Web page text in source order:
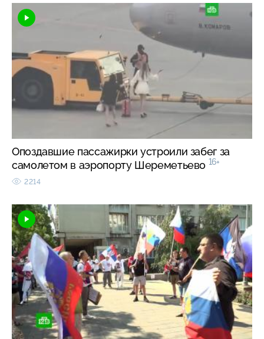
Опоздавшие пассажирки устроили забег за
самолетом в аэропорту Шереметьево 16+
2214